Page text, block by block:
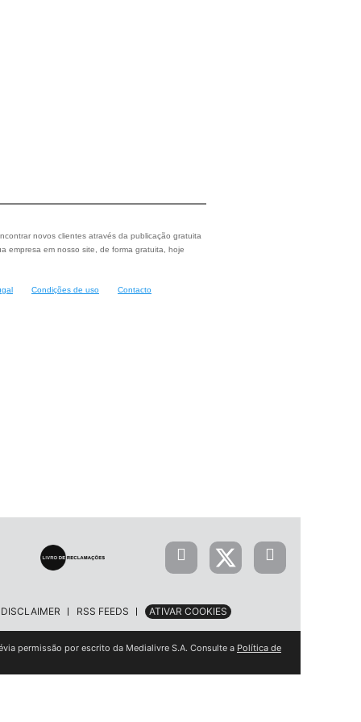
novos clientes através da publicação gratuita
empresa em nosso site, de forma gratuita, hoje
Condições de uso Contacto